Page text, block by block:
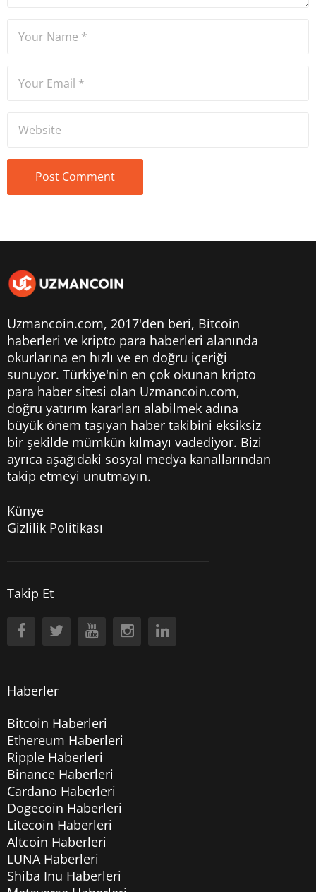
Uzmancoin.com, 2017'den beri, Bitcoin
haberleri ve kripto para haberleri alanında
okurlarına en hızlı ve en doğru içeriği
sunuyor. Türkiye'nin en çok okunan kripto
para haber sitesi olan Uzmancoin.com,
doğru yatırım kararları alabilmek adına
büyük önem taşıyan haber takibini eksiksiz
bir şekilde mümkün kılmayı vadediyor. Bizi
ayrıca aşağıdaki sosyal medya kanallarından
takip etmeyi unutmayın.
Künye
Gizlilik Politikası
Takip Et
Haberler
Bitcoin Haberleri
Ethereum Haberleri
Ripple Haberleri
Binance Haberleri
Cardano Haberleri
Dogecoin Haberleri
Litecoin Haberleri
Altcoin Haberleri
LUNA Haberleri
Shiba Inu Haberleri